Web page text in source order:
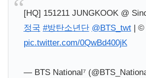
[HQ] 151211 JUNGKOOK @
정국 #방탄소년단 @BTS_twt| ©
pic.twitter.com/0QwBd400jK
— BTS National⁷